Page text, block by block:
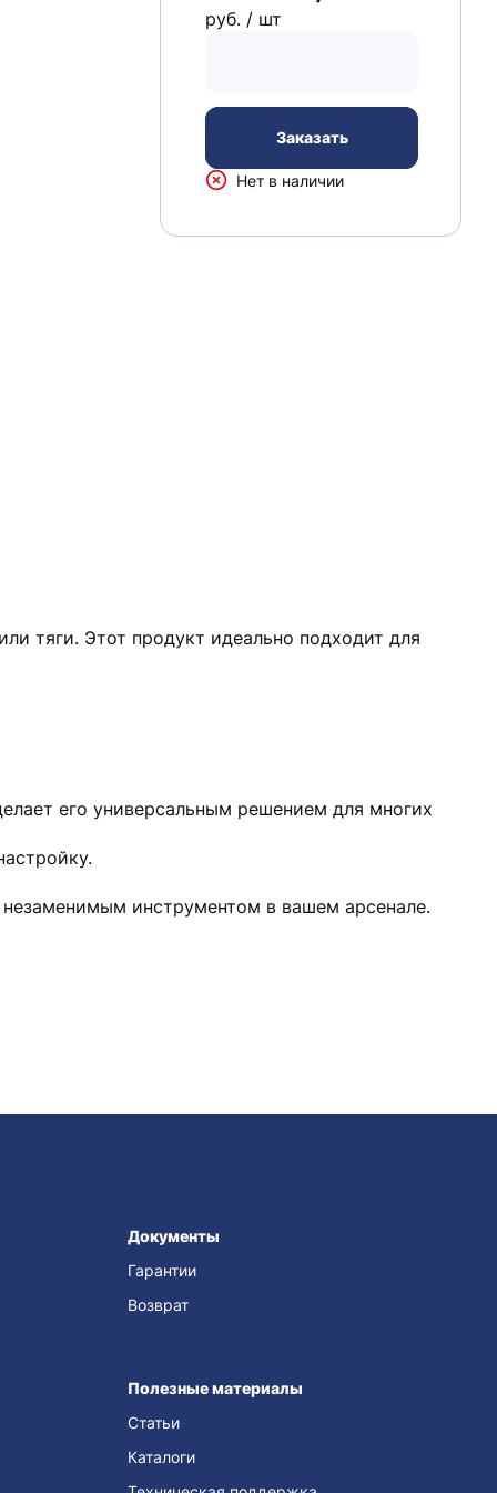
руб. / шт
Заказать
Нет в наличии
тяги. Этот продукт идеально подходит для
его универсальным решением для многих
инструментом в вашем арсенале.
Документы
Гарантии
Возврат
Полезные материалы
Статьи
Каталоги